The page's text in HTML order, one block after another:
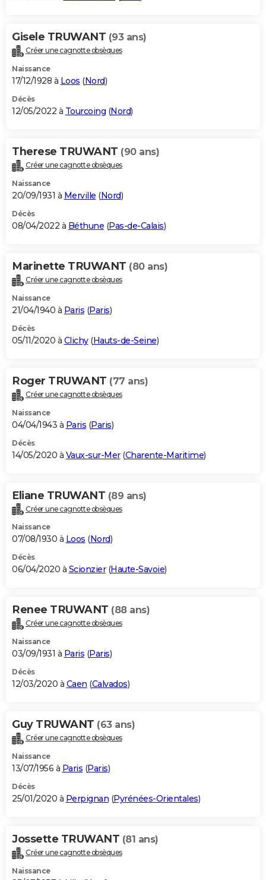
Gisele TRUWANT (93 ans)
Créer une cagnotte obsèques
Naissance
17/12/1928 à Loos (Nord)
Décès
12/05/2022 à Tourcoing (Nord)
Therese TRUWANT (90 ans)
Créer une cagnotte obsèques
Naissance
20/09/1931 à Merville (Nord)
Décès
08/04/2022 à Béthune (Pas-de-Calais)
Marinette TRUWANT (80 ans)
Créer une cagnotte obsèques
Naissance
21/04/1940 à Paris (Paris)
Décès
05/11/2020 à Clichy(Hauts-de-Seine)
Roger TRUWANT (77 ans)
Créer une cagnotte obsèques
Naissance
04/04/1943 à Paris (Paris)
Décès
14/05/2020 à Vaux-sur-Mer(Charente-Maritime)
Eliane TRUWANT (89 ans)
Créer une cagnotte obsèques
Naissance
07/08/1930 à Loos (Nord)
Décès
06/04/2020 à Scionzier(Haute-Savoie)
Renee TRUWANT (88 ans)
Créer une cagnotte obsèques
Naissance
03/09/1931 à Paris (Paris)
Décès
12/03/2020 à Caen (Calvados)
Guy TRUWANT (63 ans)
Créer une cagnotte obsèques
Naissance
13/07/1956 à Paris (Paris)
Décès
25/01/2020 à Perpignan (Pyrénées-Orientales)
Jossette TRUWANT (81 ans)
Créer une cagnotte obsèques
Naissance